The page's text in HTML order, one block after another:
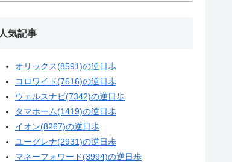
人気記事
オリックス(8591)の逆日歩
コロワイド(7616)の逆日歩
ウェルスナビ(7342)の逆日歩
タマホーム(1419)の逆日歩
イオン(8267)の逆日歩
ユーグレナ(2931)の逆日歩
マネーフォワード(3994)の逆日歩